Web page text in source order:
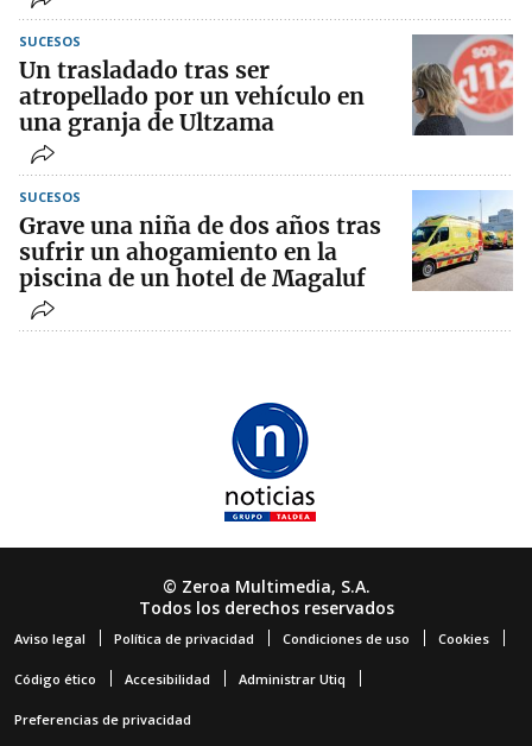
SUCESOS
Un trasladado tras ser
atropellado por un vehículo en
una granja de Ultzama
SUCESOS
Grave una niña de dos años tras
sufrir un ahogamiento en la
piscina de un hotel de Magaluf
© Zeroa Multimedia, S.A.
Todos los derechos reservados
Aviso legal Política de privacidad Condiciones de uso Cookies
Código ético Accesibilidad Administrar Utiq
Preferencias de privacidad